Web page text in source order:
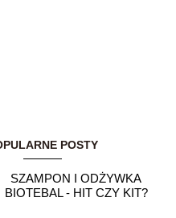
POSTY
SZAMPON I ODŻYWKA
BIOTEBAL - HIT CZY KIT?